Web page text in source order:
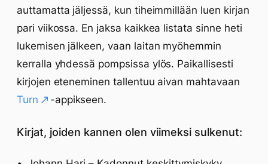
auttamatta jäljessä, kun tiheimmillään luen kirjan
pari viikossa. En jaksa kaikkea listata sinne heti
lukemisen jälkeen, vaan laitan myöhemmin
kerralla yhdessä pompsissa ylös. Paikallisesti
kirjojen eteneminen tallentuu aivan mahtavaan
Turn
-appikseen.
Kirjat, joiden kannen olen viimeksi sulkenut: